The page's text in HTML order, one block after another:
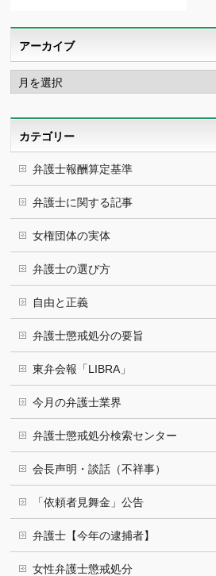
アーカイブ
ア
ー
カ
カテゴリー
弁護士報酬算定基準
弁護士に関する記事
女権団体の実体
弁護士の選び方
自由と正義
弁護士懲戒処分の要旨
東弁会報「LIBRA」
今月の弁護士業界
弁護士懲戒処分検索センター
会長声明・談話（不祥事）
「依頼者見舞金」公告
弁護士【今年の逮捕者】
女性弁護士懲戒処分